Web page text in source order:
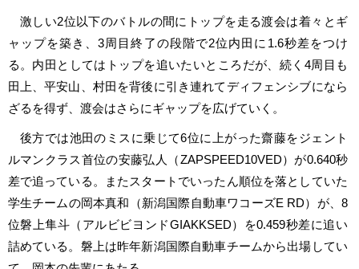
激しい2位以下のバトルの間にトップを走る渡会は着々とギ
ャップを築き、3周目終了の段階で2位内田に1.6秒差をつけ
る。内田としてはトップを追いたいところだが、続く4周目も
田上、平安山、村田を背後に引き連れてディフェンシブになら
ざるを得ず、渡会はさらにギャップを広げていく。
後方では池田のミスに乗じて6位に上がった齋藤をジェント
ルマンクラス首位の安藤弘人（ZAPSPEED10VED）が0.640秒
差で追っている。またスタートでいったん順位を落としていた
学生チームの岡本真和（新潟国際自動車ワコーズE RD）が、8
位磐上隼斗（アルビビヨンドGIAKKSED）を0.459秒差に追い
詰めている。磐上は昨年新潟国際自動車チームから出場してい